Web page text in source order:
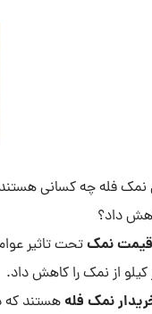
نمک فله چه کسانی
داد؟
قیمت نمکتحت تاثیر
از نمک را کاهش داد.
نمک فلههستند که